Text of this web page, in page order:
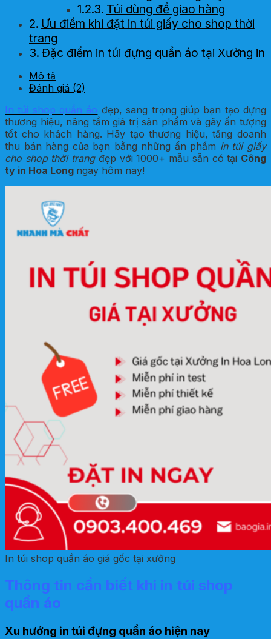
Túi dùng để giao hàng
Ưu điểm khi đặt in túi giấy cho shop thời
trang
Đặc điểm in túi đựng quần áo tại Xưởng in
Những lưu ý cần quan tâm khi in túi
đựng quần áo
Màu sắc túi và nội dung in
Kích thước túi
Chất liệu của túi
Lựa chọn loại quai túi
Gợi ý một số mẫu in túi shop quần áo
đẹp, đơn giản, thu hút
Dịch vụ in túi shop quần áo chất lượng,
giá tốt tại Hà Nội
Mô tả
Đánh giá (2)
In túi shop quần áo đẹp, sang trọng giúp bạn tạo dựng
thương hiệu, nâng tầm giá trị sản phẩm và gây ấn tượng
tốt cho khách hàng. Hãy tạo thương hiệu, tăng doanh
thu bán hàng của bạn bằng những ấn phẩm in túi giấy
cho shop thời trangđẹp với 1000+ mẫu sẵn có tại Công
ty in Hoa Long ngay hôm nay!
In túi shop quần áo giá gốc tại xưởng
Thông tin cần biết khi in túi shop
quần áo
Xu hướng in túi đựng quần áo hiện nay